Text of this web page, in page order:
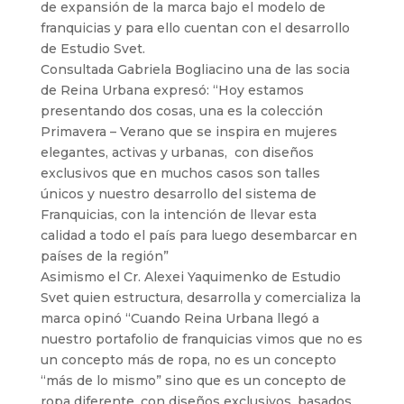
de expansión de la marca bajo el modelo de
franquicias y para ello cuentan con el desarrollo
de Estudio Svet.
Consultada Gabriela Bogliacino una de las socia
de Reina Urbana expresó: “Hoy estamos
presentando dos cosas, una es la colección
Primavera – Verano que se inspira en mujeres
elegantes, activas y urbanas, con diseños
exclusivos que en muchos casos son talles
únicos y nuestro desarrollo del sistema de
Franquicias, con la intención de llevar esta
calidad a todo el país para luego desembarcar en
países de la región”
Asimismo el Cr. Alexei Yaquimenko de Estudio
Svet quien estructura, desarrolla y comercializa la
marca opinó “Cuando Reina Urbana llegó a
nuestro portafolio de franquicias vimos que no es
un concepto más de ropa, no es un concepto
“más de lo mismo” sino que es un concepto de